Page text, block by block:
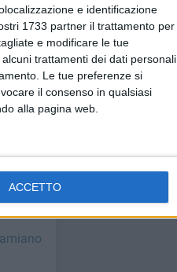
e identificazione
1733 partner il trattamento per
e modificare le tue
trattamenti dei dati personali
Le tue preferenze si
il consenso in qualsiasi
alla pagina web.
ACCETTO
, e
loro
sulla